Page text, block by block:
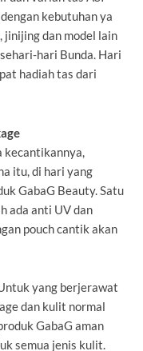
kebutuhan ya
jinijing dan model lain
hari Bunda. Hari
hadiah tas dari
kecantikannya,
itu, di hari yang
GabaG Beauty. Satu
ada anti UV dan
pouch cantik akan
yang berjerawat
dan kulit normal
GabaG aman
semua jenis kulit.